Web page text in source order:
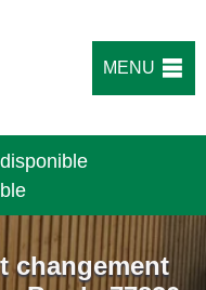
MENU
changement